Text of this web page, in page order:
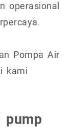
operasional
Pompa Air
kami
pump